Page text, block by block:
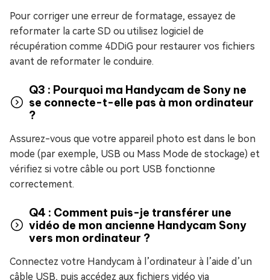
Pour corriger une erreur de formatage, essayez de
reformater la carte SD ou utilisez logiciel de
récupération comme 4DDiG pour restaurer vos fichiers
avant de reformater le conduire.
Q3 : Pourquoi ma Handycam de Sony ne
se connecte-t-elle pas à mon ordinateur
?
Assurez-vous que votre appareil photo est dans le bon
mode (par exemple, USB ou Mass Mode de stockage) et
vérifiez si votre câble ou port USB fonctionne
correctement.
Q4 : Comment puis-je transférer une
vidéo de mon ancienne Handycam Sony
vers mon ordinateur ?
Connectez votre Handycam à l’ordinateur à l’aide d’un
câble USB, puis accédez aux fichiers vidéo via